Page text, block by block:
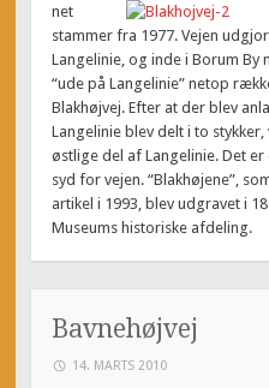
net
stammer fra 1977. Vejen
Langelinie, og inde i Borum By
“ude på Langelinie” netop
Blakhøjvej. Efter at der blev
Langelinie blev delt i to
østlige del af Langelinie. Det
syd for vejen. “Blakhøjene”,
artikel i 1993, blev udgravet i
Museums historiske afdeling.
Bavnehøjvej
14. MARTS 2010